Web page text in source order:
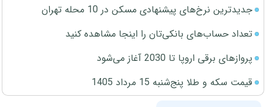
جدیدترین نرخ‌های پیشنهادی مسکن در 10 محله تهران
تعداد حساب‌های بانکی‌تان را اینجا مشاهده کنید
پروازهای برقی اروپا تا 2030 آغاز می‌شود
قیمت سکه و طلا پنج‌شنبه 15 مرداد 1405